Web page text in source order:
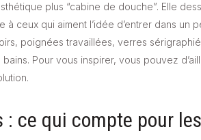
plus “cabine de douche”. Elle
ceux qui aiment l’idée d’entrer dans un
poignées travaillées, verres
Pour vous inspirer, vous pouvez
ce qui compte pour